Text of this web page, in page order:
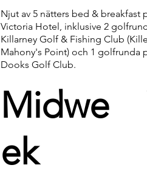
Njut av 5 nätters bed & breakfast
Victoria Hotel, inklusive 2
Killarney Golf & Fishing Club
Mahony's Point) och 1 golfrunda
Dooks Golf Club.
Midwe
ek